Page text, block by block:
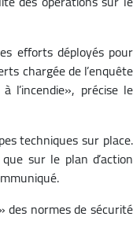
efforts déployés pour
chargée de l’enquête
l’incendie», précise le
techniques sur place.
sur le plan d’action
des normes de sécurité